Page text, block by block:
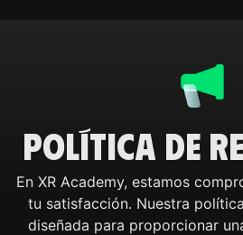
Política de
En XR Academy, estamos
tu satisfacción. Nuestra
diseñada para proporcionar